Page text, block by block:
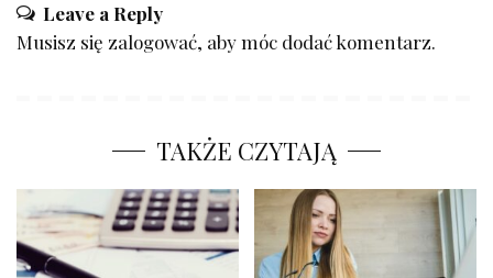
Leave a Reply
Musisz się zalogować, aby móc dodać komentarz.
TAKŻE CZYTAJĄ